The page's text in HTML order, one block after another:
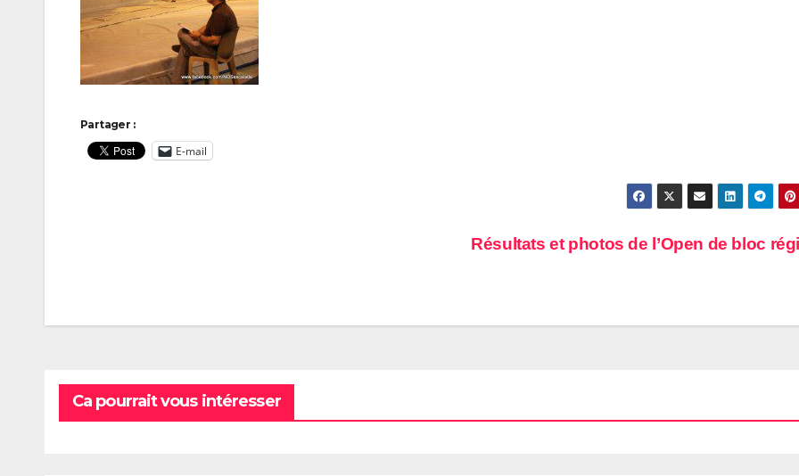
Partager :
E-mail
l’article
Résultats et photos de l’Open de bloc
Ca pourrait vous intéresser